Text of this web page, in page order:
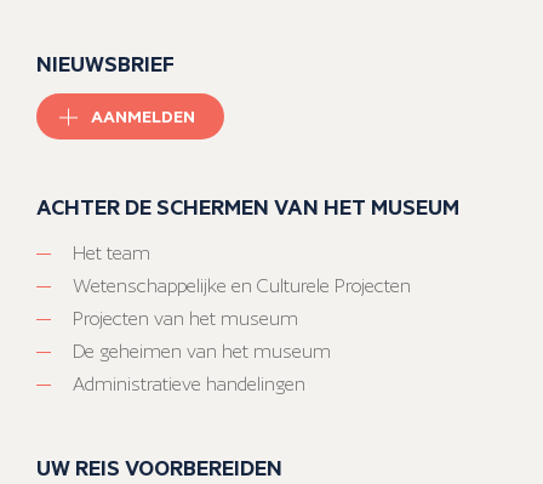
NIEUWSBRIEF
AANMELDEN
ACHTER DE SCHERMEN VAN HET MUSEUM
Het team
Wetenschappelijke en Culturele Projecten
Projecten van het museum
De geheimen van het museum
Administratieve handelingen
UW REIS VOORBEREIDEN